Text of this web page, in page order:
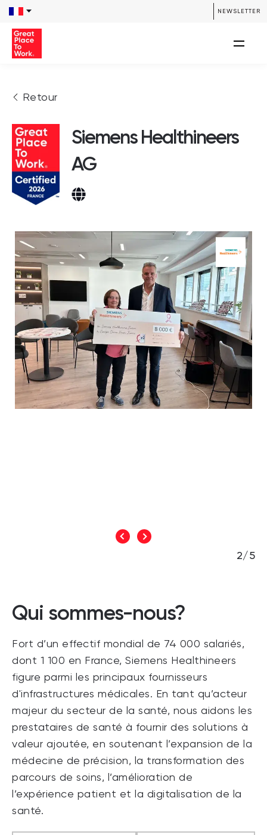
NEWSLETTER
Retour
Siemens Healthineers
AG
2/5
Qui sommes-nous?
Fort d’un effectif mondial de 74 000 salariés,
dont 1 100 en France, Siemens Healthineers
figure parmi les principaux fournisseurs
d'infrastructures médicales. En tant qu’acteur
majeur du secteur de la santé, nous aidons les
prestataires de santé à fournir des solutions à
valeur ajoutée, en soutenant l’expansion de la
médecine de précision, la transformation des
parcours de soins, l’amélioration de
l’expérience patient et la digitalisation de la
santé.